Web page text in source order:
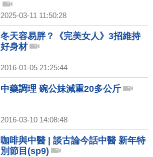
2025-03-11 11:50:28
冬天容易胖？《完美女人》3招維持
好身材
2016-01-05 21:25:44
中藥調理 碗公妹減重20多公斤
2016-03-10 14:08:48
咖啡與中醫 | 談古論今話中醫 新年特
別節目(sp9)